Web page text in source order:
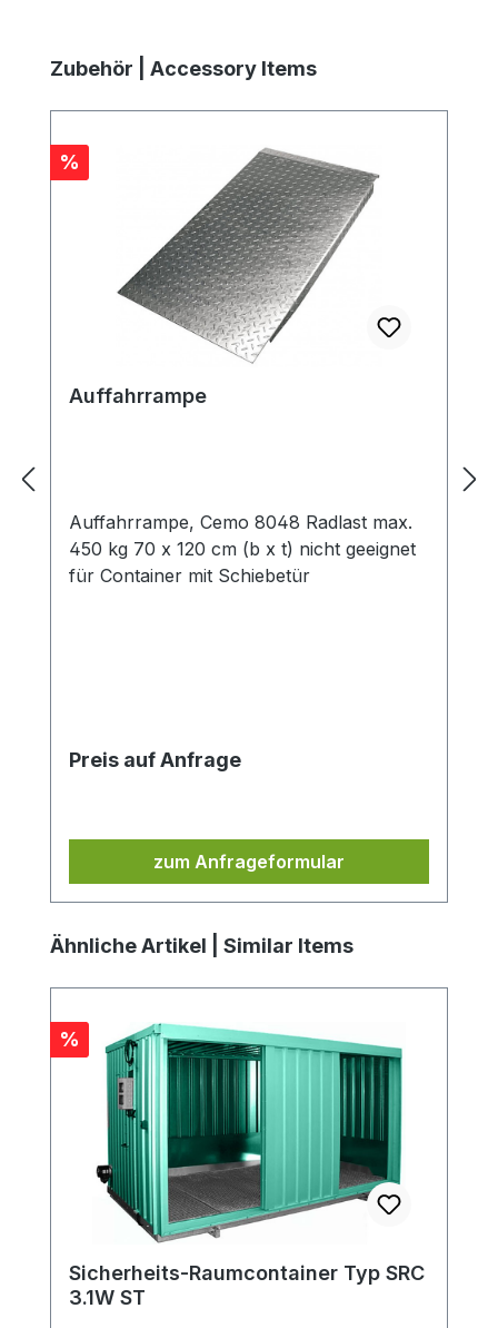
Produktgalerie überspringen
Zubehör | Accessory Items
Rabatt
%
Auffahrrampe
Auffahrrampe, Cemo 8048 Radlast max.
450 kg 70 x 120 cm (b x t) nicht geeignet
für Container mit Schiebetür
Preis auf Anfrage
zum Anfrageformular
Produktgalerie überspringen
Ähnliche Artikel | Similar Items
Rabatt
%
Sicherheits-Raumcontainer Typ SRC
3.1W ST